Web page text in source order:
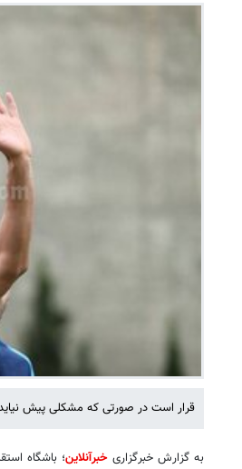
قرار است در صورتی که مشکلی پیش
به گزارش خبرگزاریخبرآنلاین؛ باشگاه